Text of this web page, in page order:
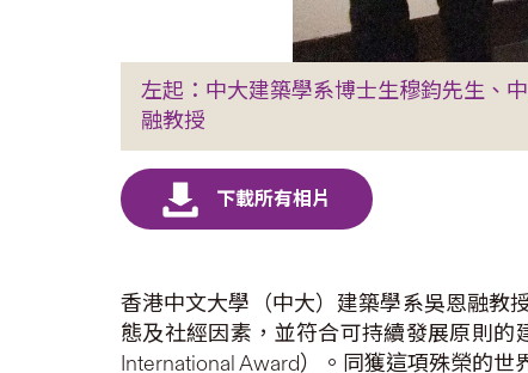
左起：中大建築學系博士生穆鈞先生、
融教授
香港中文大學（中大）建築學系吳恩融教
態及社經因素，並符合可持續發展原則
International Award）。同獲這項殊榮的